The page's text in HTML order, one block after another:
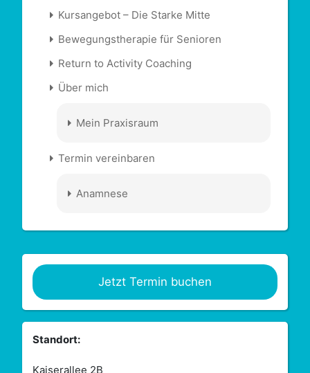
Kursangebot – Die Starke Mitte
Bewegungstherapie für Senioren
Return to Activity Coaching
Über mich
Mein Praxisraum
Termin vereinbaren
Anamnese
Jetzt Termin buchen
Standort:
Kaiserallee 2B